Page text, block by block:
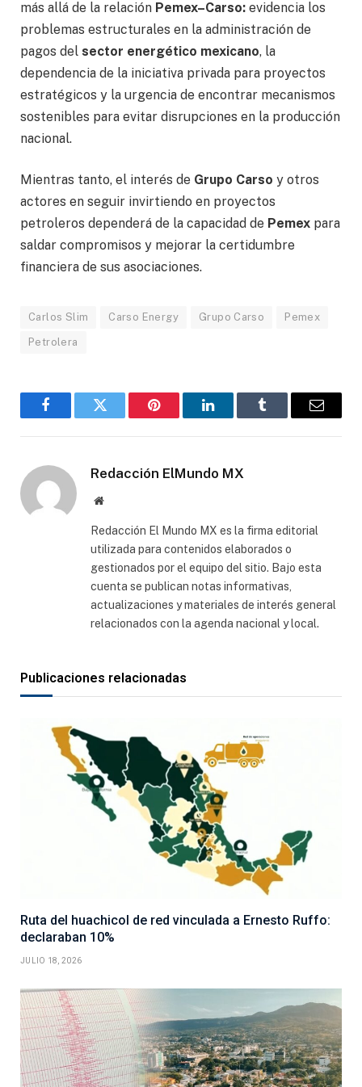
más allá de la relación Pemex–Carso: evidencia los
problemas estructurales en la administración de
pagos del sector energético mexicano, la
dependencia de la iniciativa privada para proyectos
estratégicos y la urgencia de encontrar mecanismos
sostenibles para evitar disrupciones en la producción
nacional.
Mientras tanto, el interés de Grupo Carso y otros
actores en seguir invirtiendo en proyectos
petroleros dependerá de la capacidad de Pemex para
saldar compromisos y mejorar la certidumbre
financiera de sus asociaciones.
Carlos Slim Carso Energy Grupo Carso Pemex
Petrolera
FacebookGorjeo Pinterest LinkedInTumblr
Correo
Redacción ElMundo MX
Sitio
Redacción El Mundo MX es la firma editorial
utilizada para contenidos elaborados o
gestionados por el equipo del sitio. Bajo esta
cuenta se publican notas informativas,
actualizaciones y materiales de interés general
relacionados con la agenda nacional y local.
Publicaciones relacionadas
Ruta del huachicol de red vinculada a Ernesto Ruffo:
declaraban 10%
JULIO 18, 2026